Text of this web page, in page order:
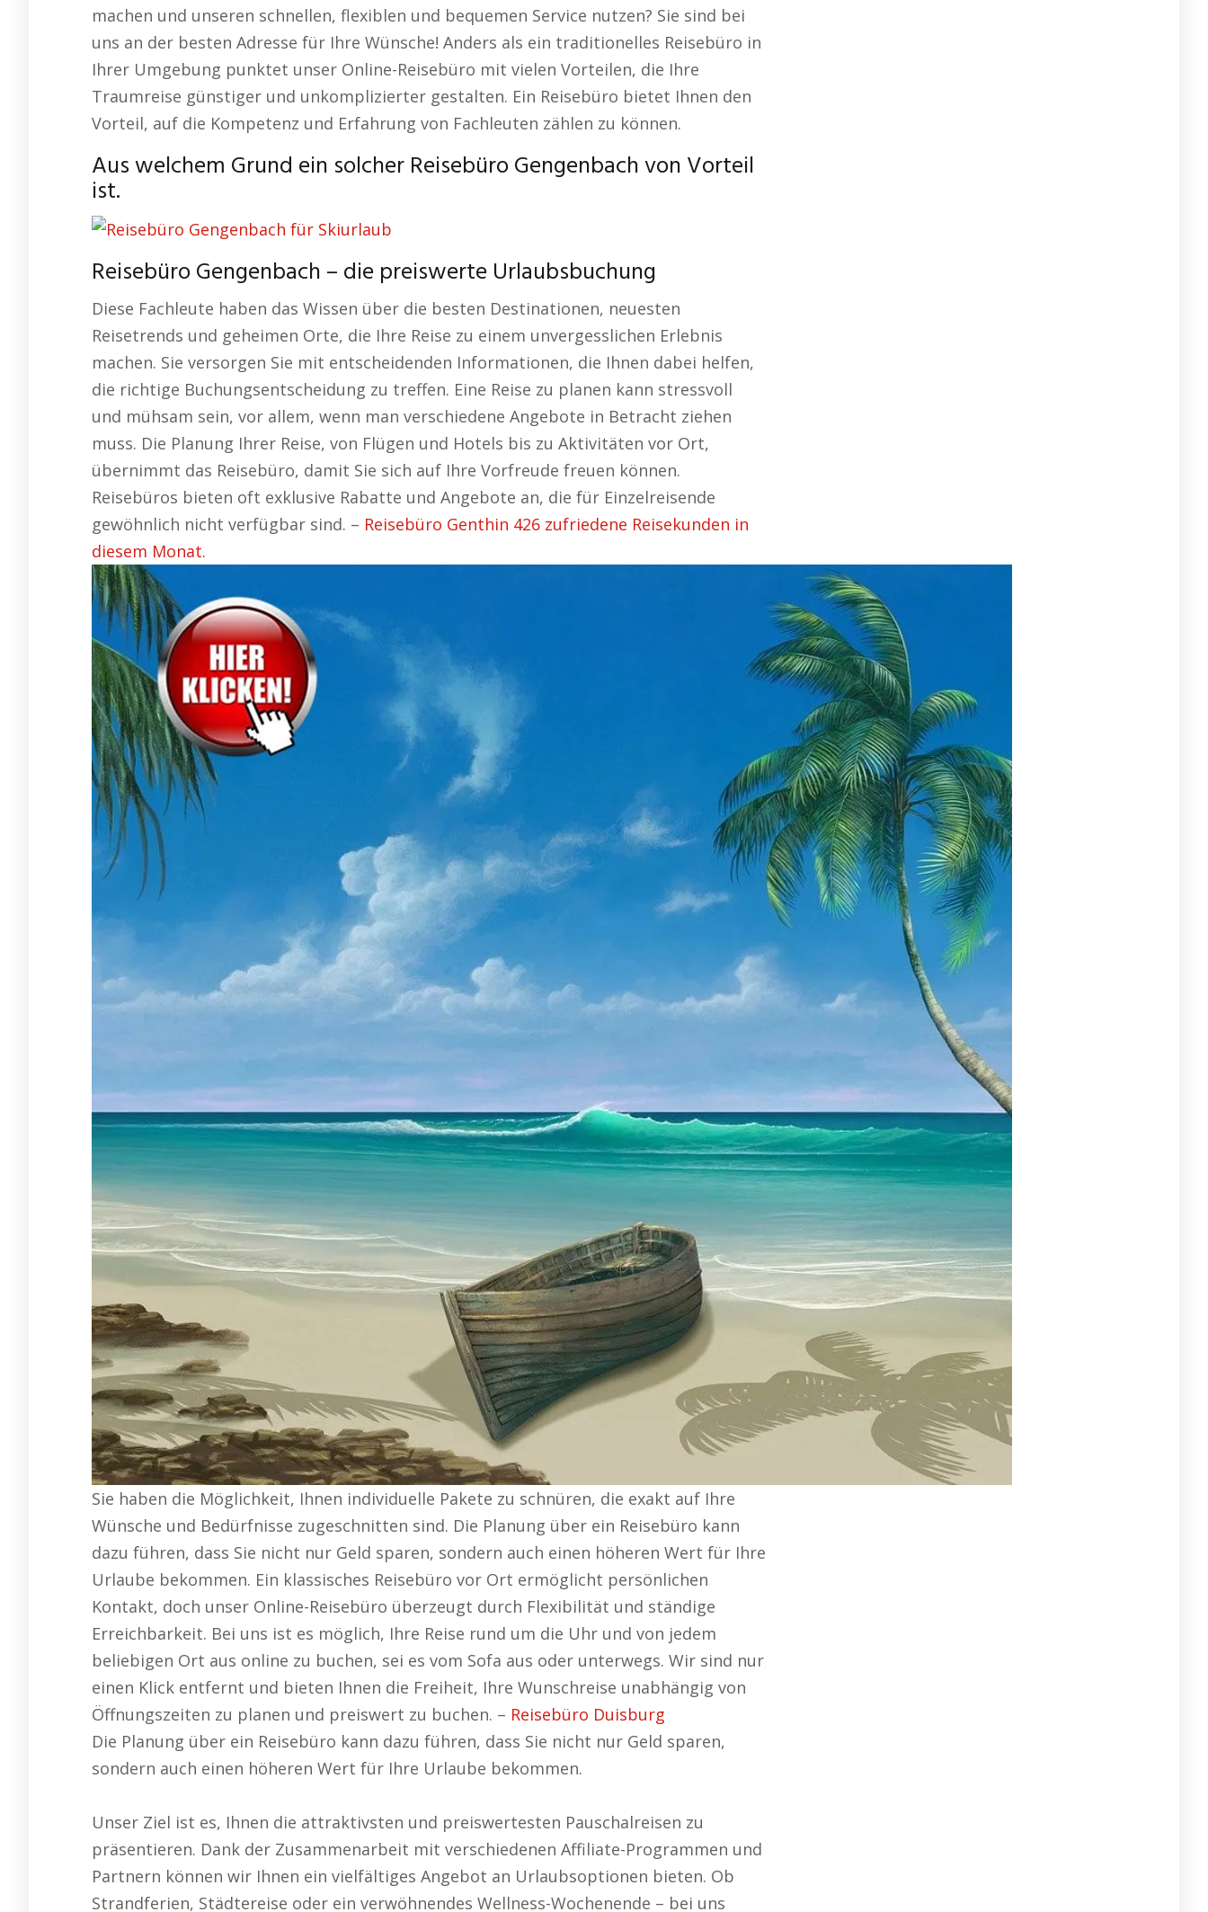
machen und unseren schnellen, flexiblen und bequemen Service nutzen? Sie sind bei
uns an der besten Adresse für Ihre Wünsche! Anders als ein traditionelles Reisebüro in
Ihrer Umgebung punktet unser Online-Reisebüro mit vielen Vorteilen, die Ihre
Traumreise günstiger und unkomplizierter gestalten. Ein Reisebüro bietet Ihnen den
Vorteil, auf die Kompetenz und Erfahrung von Fachleuten zählen zu können.
Aus welchem Grund ein solcher Reisebüro Gengenbach von Vorteil
ist.
Reisebüro Gengenbach – die preiswerte Urlaubsbuchung
Diese Fachleute haben das Wissen über die besten Destinationen, neuesten
Reisetrends und geheimen Orte, die Ihre Reise zu einem unvergesslichen Erlebnis
machen. Sie versorgen Sie mit entscheidenden Informationen, die Ihnen dabei helfen,
die richtige Buchungsentscheidung zu treffen. Eine Reise zu planen kann stressvoll
und mühsam sein, vor allem, wenn man verschiedene Angebote in Betracht ziehen
muss. Die Planung Ihrer Reise, von Flügen und Hotels bis zu Aktivitäten vor Ort,
übernimmt das Reisebüro, damit Sie sich auf Ihre Vorfreude freuen können.
Reisebüros bieten oft exklusive Rabatte und Angebote an, die für Einzelreisende
gewöhnlich nicht verfügbar sind. – Reisebüro Genthin 426 zufriedene Reisekunden in
diesem Monat.
Sie haben die Möglichkeit, Ihnen individuelle Pakete zu schnüren, die exakt auf Ihre
Wünsche und Bedürfnisse zugeschnitten sind. Die Planung über ein Reisebüro kann
dazu führen, dass Sie nicht nur Geld sparen, sondern auch einen höheren Wert für Ihre
Urlaube bekommen. Ein klassisches Reisebüro vor Ort ermöglicht persönlichen
Kontakt, doch unser Online-Reisebüro überzeugt durch Flexibilität und ständige
Erreichbarkeit. Bei uns ist es möglich, Ihre Reise rund um die Uhr und von jedem
beliebigen Ort aus online zu buchen, sei es vom Sofa aus oder unterwegs. Wir sind nur
einen Klick entfernt und bieten Ihnen die Freiheit, Ihre Wunschreise unabhängig von
Öffnungszeiten zu planen und preiswert zu buchen. – Reisebüro Duisburg
Die Planung über ein Reisebüro kann dazu führen, dass Sie nicht nur Geld sparen,
sondern auch einen höheren Wert für Ihre Urlaube bekommen.
Unser Ziel ist es, Ihnen die attraktivsten und preiswertesten Pauschalreisen zu
präsentieren. Dank der Zusammenarbeit mit verschiedenen Affiliate-Programmen und
Partnern können wir Ihnen ein vielfältiges Angebot an Urlaubsoptionen bieten. Ob
Strandferien, Städtereise oder ein verwöhnendes Wellness-Wochenende – bei uns